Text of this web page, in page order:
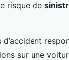
risque de
d’accident
sur une